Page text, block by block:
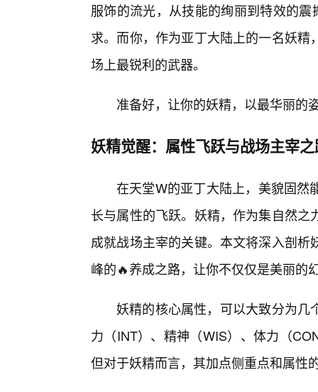
服饰的流光，从技能的绚丽到特效的
求。而你，作为亚丁大陆上的一名妖
场上最锐利的武器。
准备好，让你的妖精，以最华丽的
妖精觉醒：属性飞跃与战场主宰
在天堂W的亚丁大陆上，美貌固然
长与属性的飞跃。妖精，作为集自然
成就战场主宰的关键。本文将深入剖
峰的🔥养成之路，让你不仅仅是美丽的
妖精的核心属性，可以大致分为
力（INT）、精神（WIS）、体力（
但对于妖精而言，其加点侧重点和属性